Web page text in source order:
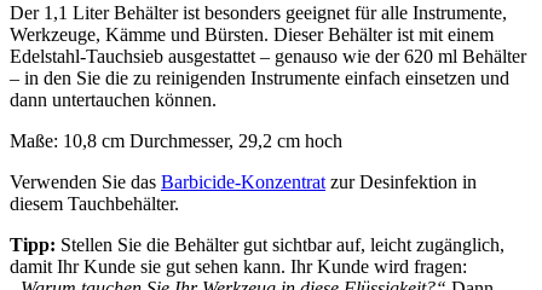
Der 1,1 Liter Behälter ist besonders geeignet für alle Instrumente,
Werkzeuge, Kämme und Bürsten. Dieser Behälter ist mit einem
Edelstahl-Tauchsieb ausgestattet – genauso wie der 620 ml Behälter
– in den Sie die zu reinigenden Instrumente einfach einsetzen und
dann untertauchen können.
Maße: 10,8 cm Durchmesser, 29,2 cm hoch
Verwenden Sie das Barbicide-Konzentrat zur Desinfektion in
diesem Tauchbehälter.
Tipp: Stellen Sie die Behälter gut sichtbar auf, leicht zugänglich,
damit Ihr Kunde sie gut sehen kann. Ihr Kunde wird fragen: